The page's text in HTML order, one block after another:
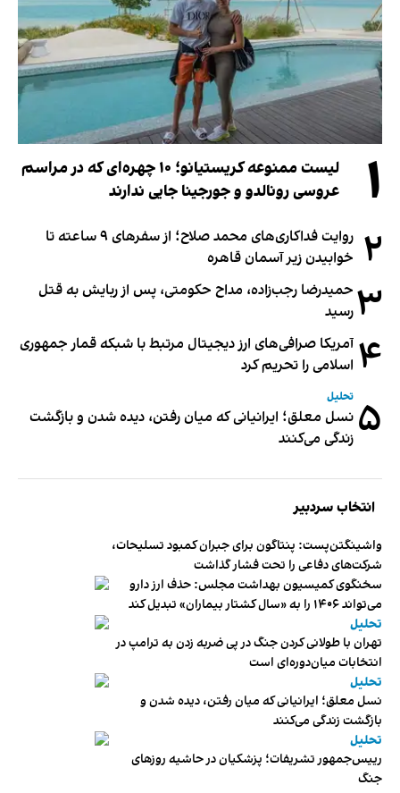
۱
لیست ممنوعه کریستیانو؛ ۱۰ چهره‌ای که در مراسم
عروسی رونالدو و جورجینا جایی ندارند
۲
روایت فداکاری‌های محمد صلاح؛ از سفرهای ۹ ساعته تا
خوابیدن زیر آسمان قاهره
۳ حمیدرضا رجب‌زاده، مداح حکومتی، پس از ربایش به قتل
رسید
۴ آمریکا صرافی‌های ارز دیجیتال مرتبط با شبکه قمار جمهوری
اسلامی را تحریم کرد
۵ تحلیل
نسل معلق؛ ایرانیانی که میان رفتن، دیده شدن و بازگشت
زندگی می‌کنند
انتخاب سردبیر
واشینگتن‌پست: پنتاگون برای جبران کمبود تسلیحات،
شرکت‌های دفاعی را تحت فشار گذاشت
سخنگوی کمیسیون بهداشت مجلس: حذف ارز دارو
می‌تواند ۱۴۰۶ را به «سال کشتار بیماران» تبدیل کند
تحلیل
تهران با طولانی کردن جنگ در پی ضربه زدن به ترامپ در
انتخابات میان‌دوره‌ای است
تحلیل
نسل معلق؛ ایرانیانی که میان رفتن، دیده شدن و
بازگشت زندگی می‌کنند
تحلیل
رییس‌جمهور تشریفات؛ پزشکیان در حاشیه روزهای
جنگ